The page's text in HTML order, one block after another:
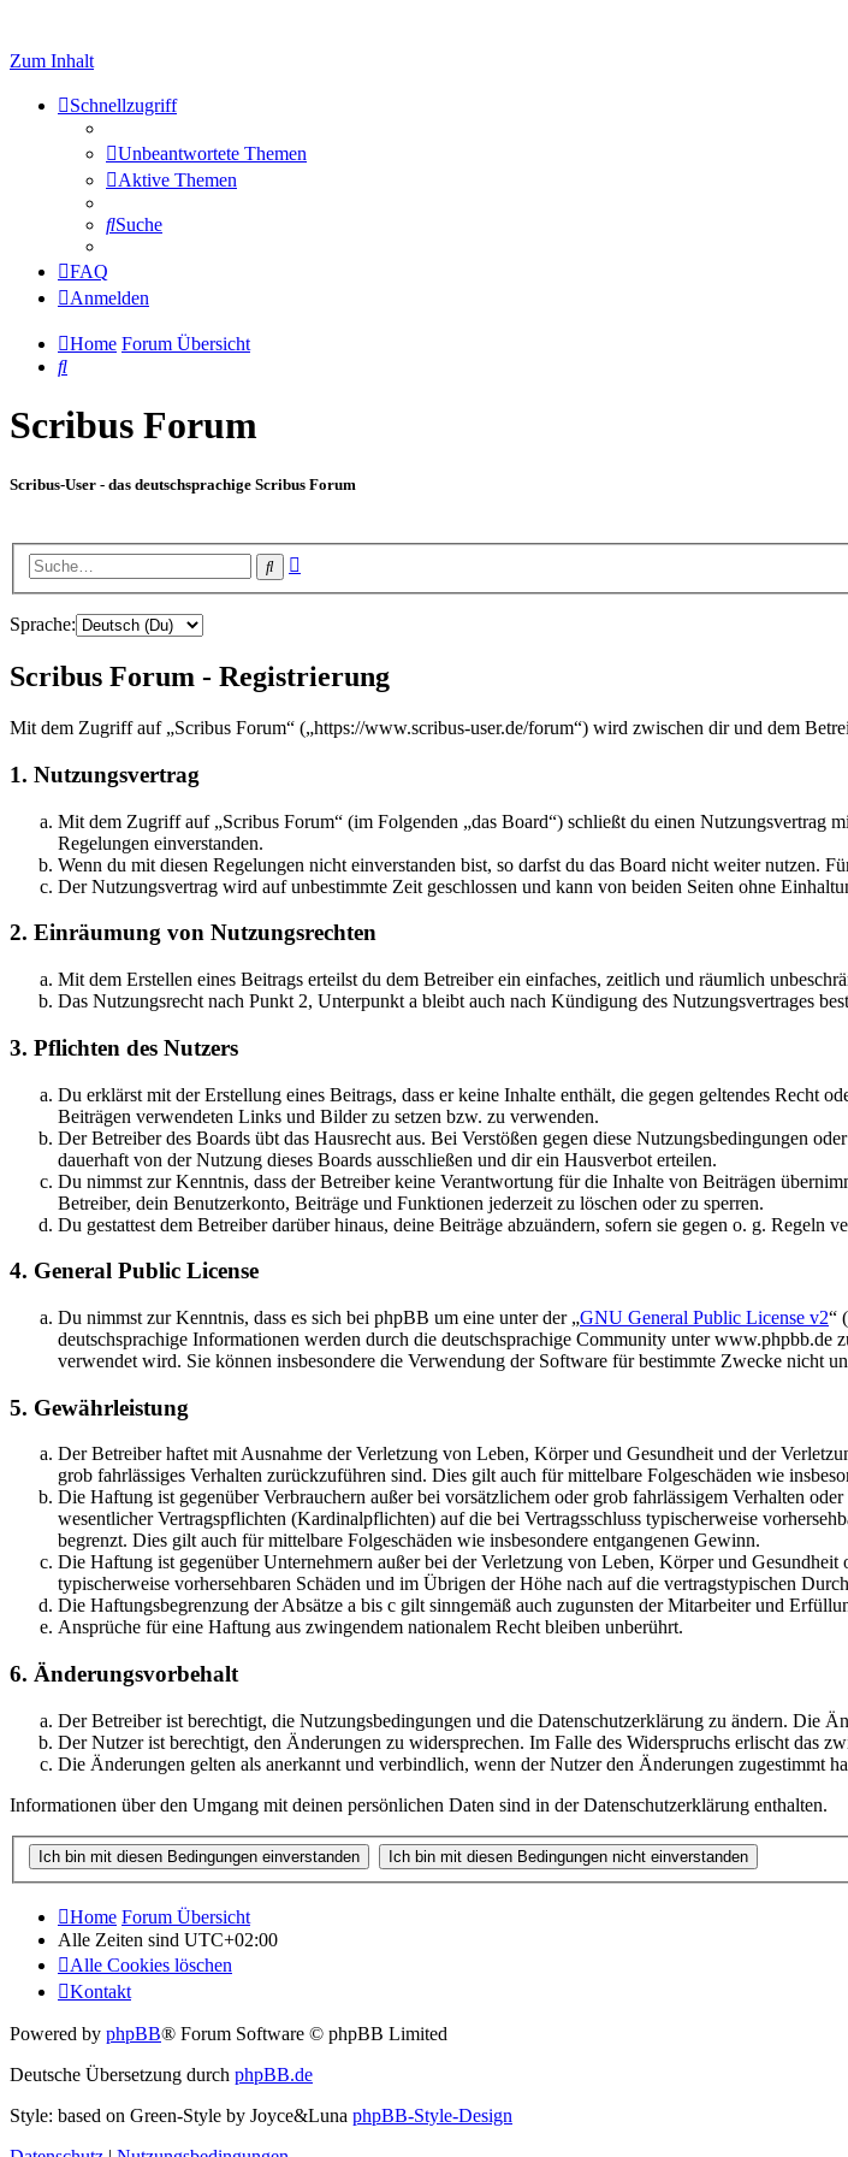
Zum Inhalt
Schnellzugriff
Unbeantwortete Themen
Aktive Themen
Suche
FAQ
Anmelden
Home Forum Übersicht
Suche
Scribus Forum
Scribus-User - das deutschsprachige Scribus Forum
Suche
Sprache:
Scribus Forum - Registrierung
Mit dem Zugriff auf „Scribus Forum“ („https://www.scribus-user.de/forum“) wird zwischen dir und dem
1. Nutzungsvertrag
Mit dem Zugriff auf „Scribus Forum“ (im Folgenden „das Board“) schließt du einen Nutzungsvertrag
Regelungen einverstanden.
Wenn du mit diesen Regelungen nicht einverstanden bist, so darfst du das Board nicht weiter nutzen.
Der Nutzungsvertrag wird auf unbestimmte Zeit geschlossen und kann von beiden Seiten ohne
2. Einräumung von Nutzungsrechten
Mit dem Erstellen eines Beitrags erteilst du dem Betreiber ein einfaches, zeitlich und räumlich
Das Nutzungsrecht nach Punkt 2, Unterpunkt a bleibt auch nach Kündigung des Nutzungsvertrages
3. Pflichten des Nutzers
Du erklärst mit der Erstellung eines Beitrags, dass er keine Inhalte enthält, die gegen geltendes Recht
Beiträgen verwendeten Links und Bilder zu setzen bzw. zu verwenden.
Der Betreiber des Boards übt das Hausrecht aus. Bei Verstößen gegen diese Nutzungsbedingungen
dauerhaft von der Nutzung dieses Boards ausschließen und dir ein Hausverbot erteilen.
Du nimmst zur Kenntnis, dass der Betreiber keine Verantwortung für die Inhalte von Beiträgen
Betreiber, dein Benutzerkonto, Beiträge und Funktionen jederzeit zu löschen oder zu sperren.
Du gestattest dem Betreiber darüber hinaus, deine Beiträge abzuändern, sofern sie gegen o. g. Regeln
4. General Public License
Du nimmst zur Kenntnis, dass es sich bei phpBB um eine unter der „GNU General Public License v2“
deutschsprachige Informationen werden durch die deutschsprachige Community unter
verwendet wird. Sie können insbesondere die Verwendung der Software für bestimmte Zwecke nicht
5. Gewährleistung
Der Betreiber haftet mit Ausnahme der Verletzung von Leben, Körper und Gesundheit und der
grob fahrlässiges Verhalten zurückzuführen sind. Dies gilt auch für mittelbare Folgeschäden wie
Die Haftung ist gegenüber Verbrauchern außer bei vorsätzlichem oder grob fahrlässigem Verhalten
wesentlicher Vertragspflichten (Kardinalpflichten) auf die bei Vertragsschluss typischerweise
begrenzt. Dies gilt auch für mittelbare Folgeschäden wie insbesondere entgangenen Gewinn.
Die Haftung ist gegenüber Unternehmern außer bei der Verletzung von Leben, Körper und
typischerweise vorhersehbaren Schäden und im Übrigen der Höhe nach auf die vertragstypischen
Die Haftungsbegrenzung der Absätze a bis c gilt sinngemäß auch zugunsten der Mitarbeiter und
Ansprüche für eine Haftung aus zwingendem nationalem Recht bleiben unberührt.
6. Änderungsvorbehalt
Der Betreiber ist berechtigt, die Nutzungsbedingungen und die Datenschutzerklärung zu ändern. Die
Der Nutzer ist berechtigt, den Änderungen zu widersprechen. Im Falle des Widerspruchs erlischt das
Die Änderungen gelten als anerkannt und verbindlich, wenn der Nutzer den Änderungen zugestimmt
Informationen über den Umgang mit deinen persönlichen Daten sind in der Datenschutzerklärung enthalten.
Home Forum Übersicht
Alle Zeiten sind UTC+02:00
Alle Cookies löschen
Kontakt
Powered by phpBB® Forum Software © phpBB Limited
Deutsche Übersetzung durch phpBB.de
Style: based on Green-Style by Joyce&Luna phpBB-Style-Design